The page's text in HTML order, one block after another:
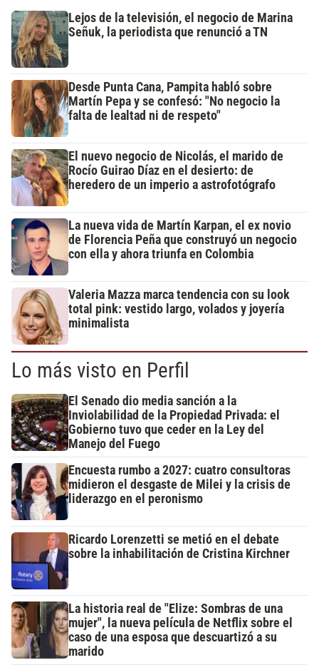
Lejos de la televisión, el negocio de Marina
Señuk, la periodista que renunció a TN
Desde Punta Cana, Pampita habló sobre
Martín Pepa y se confesó: "No negocio la
falta de lealtad ni de respeto"
El nuevo negocio de Nicolás, el marido de
Rocío Guirao Díaz en el desierto: de
heredero de un imperio a astrofotógrafo
La nueva vida de Martín Karpan, el ex novio
de Florencia Peña que construyó un negocio
con ella y ahora triunfa en Colombia
Valeria Mazza marca tendencia con su look
total pink: vestido largo, volados y joyería
minimalista
Lo más visto en Perfil
El Senado dio media sanción a la
Inviolabilidad de la Propiedad Privada: el
Gobierno tuvo que ceder en la Ley del
Manejo del Fuego
Encuesta rumbo a 2027: cuatro consultoras
midieron el desgaste de Milei y la crisis de
liderazgo en el peronismo
Ricardo Lorenzetti se metió en el debate
sobre la inhabilitación de Cristina Kirchner
La historia real de "Elize: Sombras de una
mujer", la nueva película de Netflix sobre el
caso de una esposa que descuartizó a su
marido